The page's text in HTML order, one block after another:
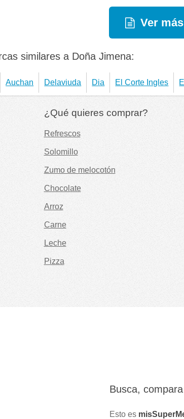
Ver
similares a Doña Jimena:
Auchan Delaviuda Dia El Corte Ingles
¿Qué quieres comprar?
Refrescos
Solomillo
Zumo de melocotón
Chocolate
Arroz
Carne
Leche
Pizza
Busca,
Esto es